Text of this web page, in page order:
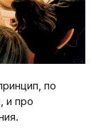
по
и про